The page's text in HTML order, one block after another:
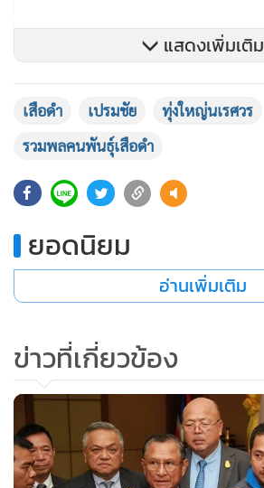
แสดงเพิ่มเติม
เสือดำ เปรมชัย
ทุ่งใหญ่นเรศวร
รวมพลคนพันธุ์เสือดำ
ยอดนิยม
อ่านเพิ่มเติม
ข่าวที่เกี่ยวข้อง